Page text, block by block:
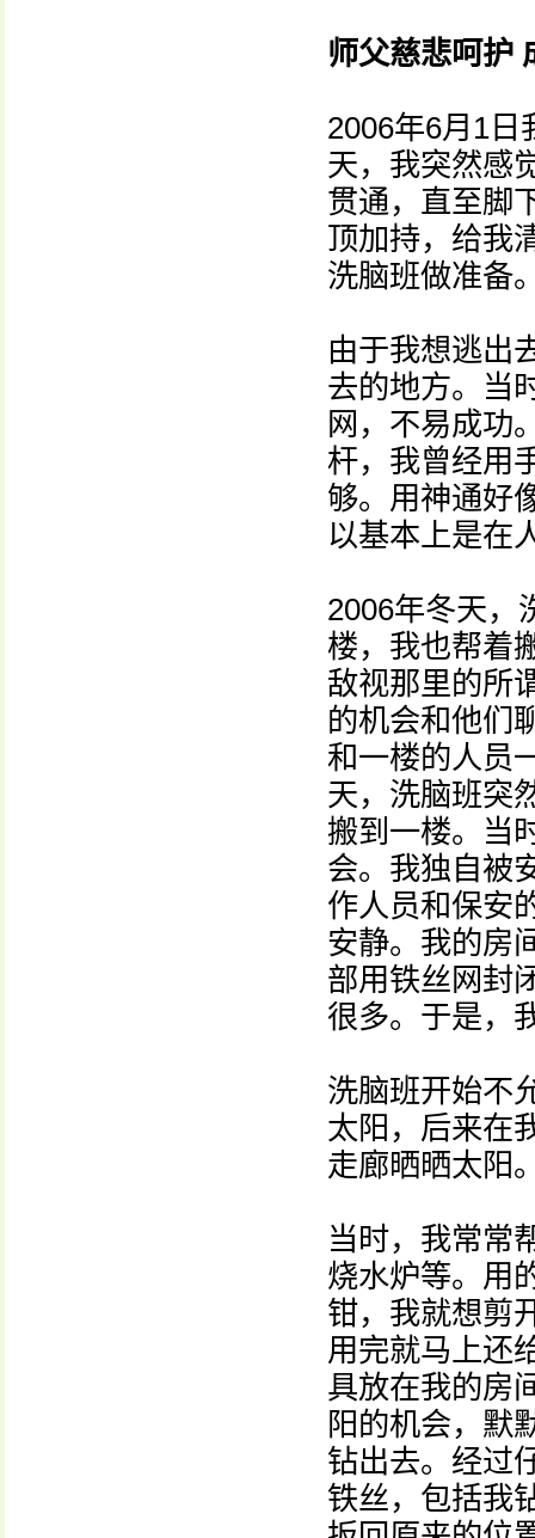
师父慈悲呵护
2006年6月1日
天，我突然感
贯通，直至脚
顶加持，给我
洗脑班做准备
由于我想逃出
去的地方。当
网，不易成功
杆，我曾经用
够。用神通好
以基本上是在
2006年冬天，
楼，我也帮着
敌视那里的所
的机会和他们
和一楼的人员
天，洗脑班突
搬到一楼。当
会。我独自被
作人员和保安
安静。我的房
部用铁丝网封
很多。于是，
洗脑班开始不
太阳，后来在
走廊晒晒太阳
当时，我常常
烧水炉等。用
钳，我就想剪
用完就马上还
具放在我的房
阳的机会，默
钻出去。经过
铁丝，包括我